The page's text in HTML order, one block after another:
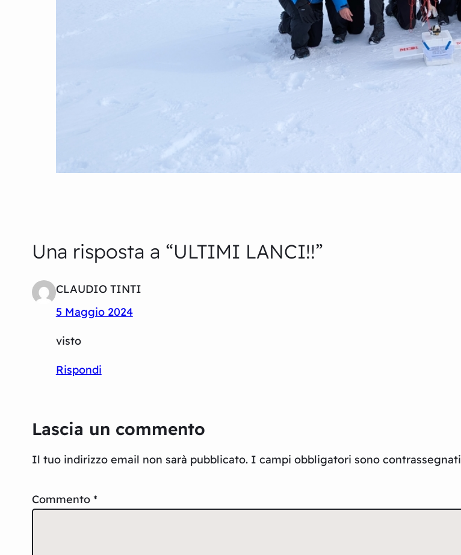
Una risposta a “ULTIMI LANCI!!”
CLAUDIO TINTI
5 Maggio 2024
visto
Rispondi
Lascia un commento
Il tuo indirizzo email non sarà pubblicato. I campi obbligatori sono contrassegnati
Commento *